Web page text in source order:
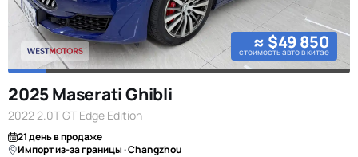
≈ $49 850
стоимость авто в китае
2025 Maserati Ghibli
2022 2.0T GT Edge Edition
21 день в продаже
Импорт из-за границы · Changzhou